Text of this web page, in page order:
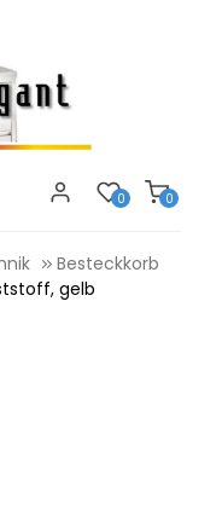
0
0
Besteckkorb
gelb